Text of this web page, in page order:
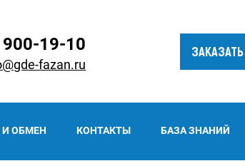
19-10
fazan.ru
И ОБМЕН КОНТАКТЫ БАЗА ЗНАНИЙ